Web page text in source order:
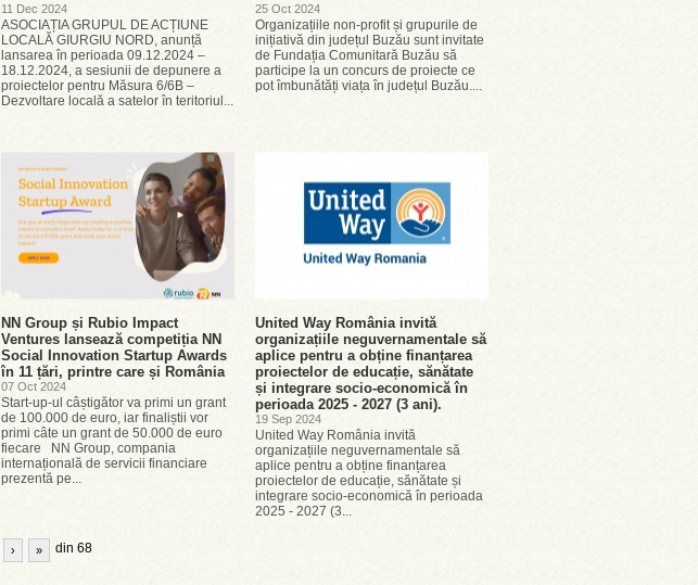
11 Dec 2024
ASOCIAȚIA GRUPUL DE ACȚIUNE
LOCALĂ GIURGIU NORD, anunță
lansarea în perioada 09.12.2024 –
18.12.2024, a sesiunii de depunere a
proiectelor pentru Măsura 6/6B –
Dezvoltare locală a satelor în teritoriul...
25 Oct 2024
Organizațiile non-profit și grupurile de
inițiativă din județul Buzău sunt invitate
de Fundația Comunitară Buzău să
participe la un concurs de proiecte ce
pot îmbunătăți viața în județul Buzău....
NN Group și Rubio Impact
Ventures lansează competiția NN
Social Innovation Startup Awards
în 11 țări, printre care și România
07 Oct 2024
Start-up-ul câștigător va primi un grant
de 100.000 de euro, iar finaliștii vor
primi câte un grant de 50.000 de euro
fiecare NN Group, compania
internațională de servicii financiare
prezentă pe...
United Way România invită
organizațiile neguvernamentale să
aplice pentru a obține finanțarea
proiectelor de educație, sănătate
și integrare socio-economică în
perioada 2025 - 2027 (3 ani).
19 Sep 2024
United Way România invită
organizațiile neguvernamentale să
aplice pentru a obține finanțarea
proiectelor de educație, sănătate și
integrare socio-economică în perioada
2025 - 2027 (3...
din 68
› »